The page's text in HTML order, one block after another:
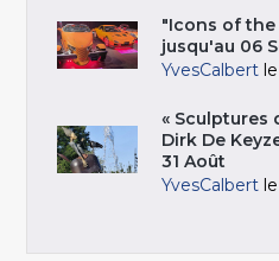
"Icons of the
jusqu'au 06
YvesCalbert
« Sculptures
Dirk De
31 Août
YvesCalbert